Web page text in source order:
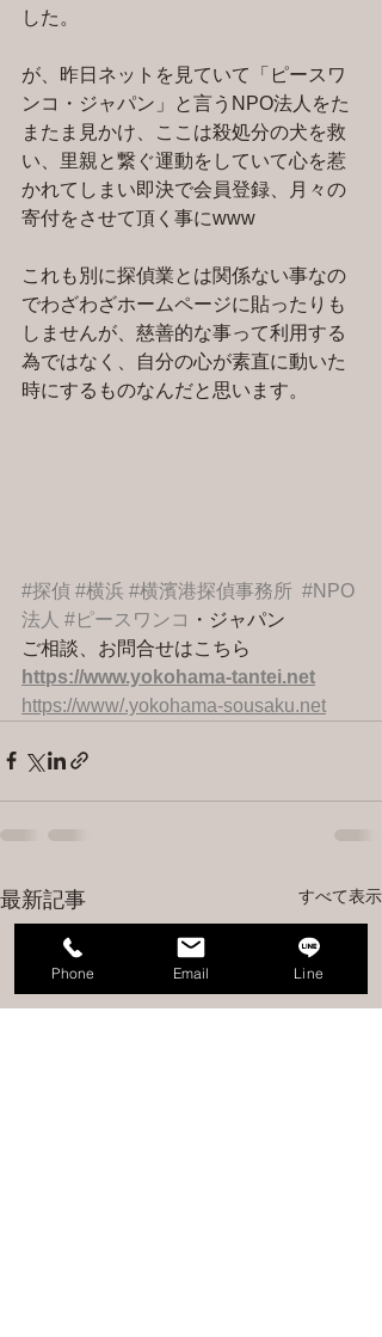
した。
が、昨日ネットを見ていて「ピースワ
ンコ・ジャパン」と言うNPO法人をた
またま見かけ、ここは殺処分の犬を救
い、里親と繋ぐ運動をしていて心を惹
かれてしまい即決で会員登録、月々の
寄付をさせて頂く事にwww
これも別に探偵業とは関係ない事なの
でわざわざホームページに貼ったりも
しませんが、慈善的な事って利用する
為ではなく、自分の心が素直に動いた
時にするものなんだと思います。
#探偵 #横浜 #横濱港探偵事務所 #NPO
法人 #ピースワンコ ・ジャパン
ご相談、お問合せはこちら
https://www.yokohama-tantei.net
https://www/.yokohama-sousaku.net
最新記事 すべて表示
Phone Email Line